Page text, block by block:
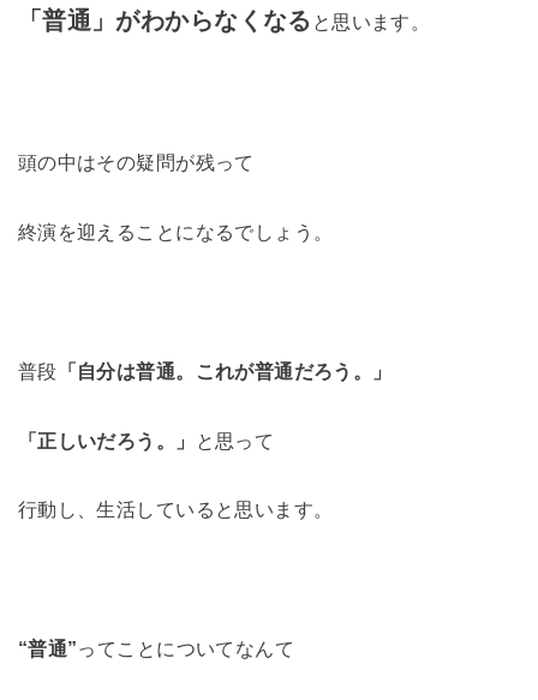
「普通」がわからなくなる と思います。
頭の中はその疑問が残って
終演を迎えることになるでしょう。
普段 「自分は普通。これが普通だろう。」
「正しいだろう。」 と思って
行動し、生活していると思います。
“普通”ってことについてなんて